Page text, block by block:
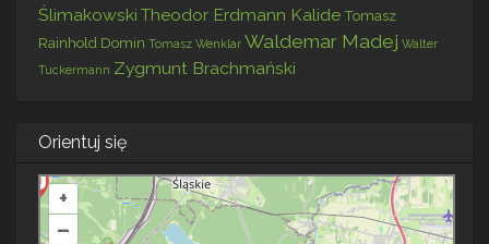
Ślimakowski Theodor Erdmann KalideTomasz
Rainhold Domin Tomasz Wenklar Waldemar Madej Walter
Tuckermann Zygmunt Brachmański
Orientuj się
+
–